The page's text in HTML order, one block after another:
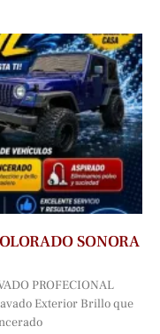
SONORA
PROFECIONAL
Exterior Brillo que